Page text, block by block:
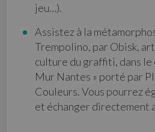
jeu…).
Assistez à la
Trempolino, par Obisk,
culture du graffiti, dans le
Mur Nantes » porté par
Couleurs. Vous pourrez
et échanger directement